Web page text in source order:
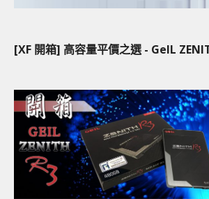
[XF 開箱] 高容量平價之選 - GeIL